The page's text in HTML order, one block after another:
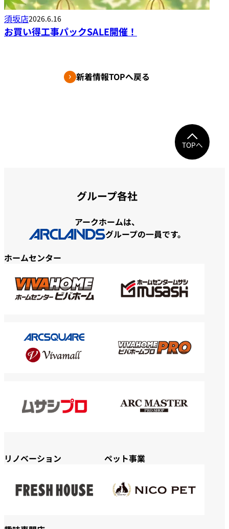
須坂店2026.6.16
お買い得工事パックSALE開催！
新着情報TOPへ戻る
TOPへ
グループ各社
アークホームは、
グループの一員です。
ホームセンター
リノベーション ペット事業